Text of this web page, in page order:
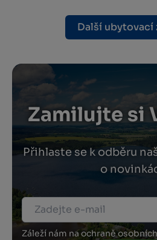
Další ubytovací
Zamilujte si
Přihlaste se k odběru
o
Záleží nám na ochraně